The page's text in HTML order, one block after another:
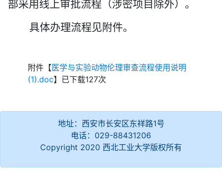
部采用线上审批流程（涉密项目除外） 。
具体办理流程见附件。
附件【医学与实验动物伦理审查流程使用说明
(1).doc】已下载127次
地址：西安市长安区东祥路1号
电话：029-88431206
Copyright 2020 西北工业大学版权所有